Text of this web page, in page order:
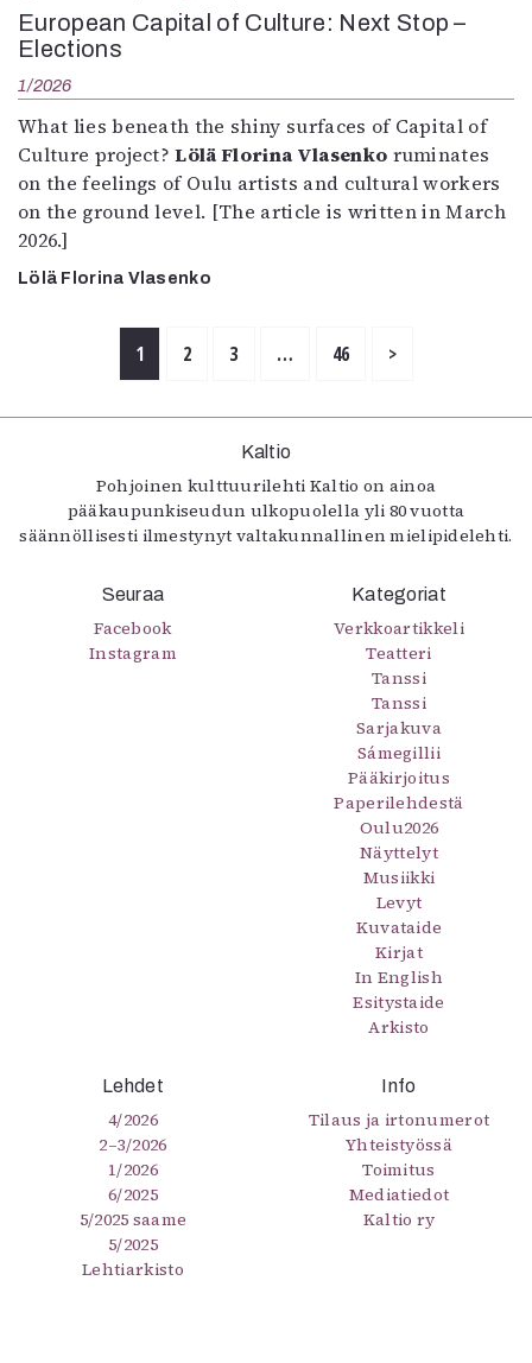
European Capital of Culture: Next Stop –
Elections
1/2026
What lies beneath the shiny surfaces of Capital of
Culture project?Lölä Florina Vlasenko ruminates
on the feelings of Oulu artists and cultural workers
on the ground level. [The article is written in March
2026.]
Lölä Florina Vlasenko
1 2 3 … 46 >
Kaltio
Pohjoinen kulttuurilehti Kaltio on ainoa
pääkaupunkiseudun ulkopuolella yli 80 vuotta
säännöllisesti ilmestynyt valtakunnallinen mielipidelehti.
Seuraa
Facebook
Instagram
Kategoriat
Verkkoartikkeli
Teatteri
Tanssi
Tanssi
Sarjakuva
Sámegillii
Pääkirjoitus
Paperilehdestä
Oulu2026
Näyttelyt
Musiikki
Levyt
Kuvataide
Kirjat
In English
Esitystaide
Arkisto
Lehdet
4/2026
2–3/2026
1/2026
6/2025
5/2025 saame
5/2025
Lehtiarkisto
Info
Tilaus ja irtonumerot
Yhteistyössä
Toimitus
Mediatiedot
Kaltio ry